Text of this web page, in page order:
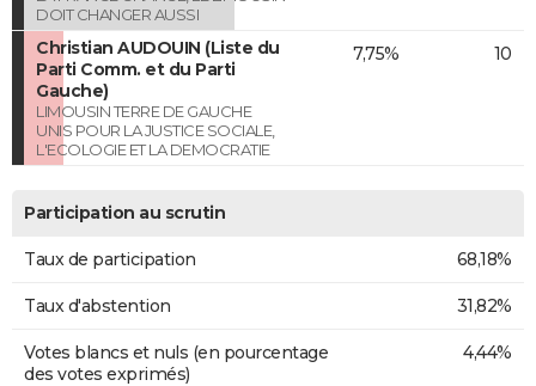
DOIT CHANGER AUSSI
Christian AUDOUIN (Liste du
Parti Comm. et du Parti
Gauche)
LIMOUSIN TERRE DE GAUCHE
UNIS POUR LA JUSTICE SOCIALE,
L'ECOLOGIE ET LA DEMOCRATIE
7,75% 10
Participation au scrutin
Taux de participation 68,18%
Taux d'abstention 31,82%
Votes blancs et nuls (en pourcentage
des votes exprimés)
4,44%